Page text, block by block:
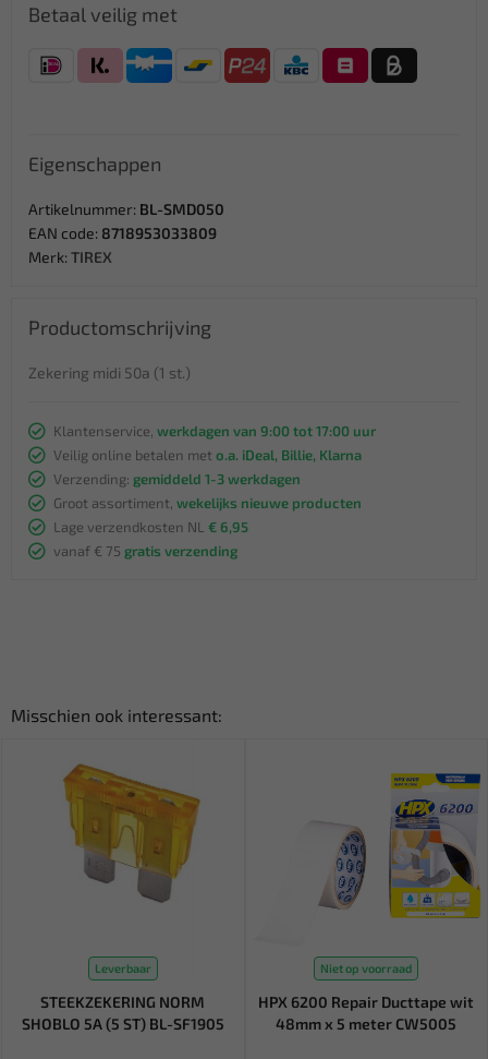
Betaal veilig met
Eigenschappen
Artikelnummer: BL-SMD050
EAN code: 8718953033809
Merk: TIREX
Productomschrijving
Zekering midi 50a (1 st.)
Klantenservice, werkdagen van 9:00 tot 17:00 uur
Veilig online betalen met o.a. iDeal, Billie, Klarna
Verzending: gemiddeld 1-3 werkdagen
Groot assortiment, wekelijks nieuwe producten
Lage verzendkosten NL € 6,95
vanaf € 75 gratis verzending
Misschien ook interessant:
Leverbaar
STEEKZEKERING NORM
SHOBLO 5A (5 ST) BL-SF1905
Niet op voorraad
HPX 6200 Repair Ducttape wit
48mm x 5 meter CW5005